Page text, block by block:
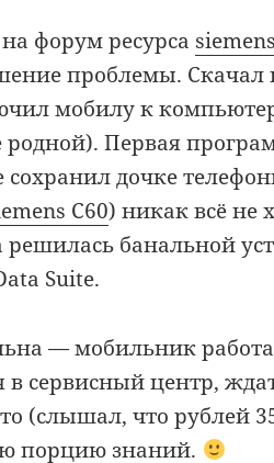
форум ресурса
проблемы. Скачал
мобилу к
Первая
сохранил дочке
C60) никак всё не
банальной
Suite.
— мобильник
сервисный центр,
(слышал, что рублей
порцию знаний.